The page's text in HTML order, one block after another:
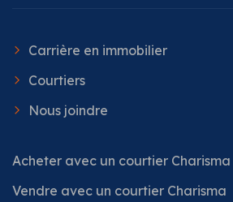
Carrière en immobilier
Courtiers
Nous joindre
Acheter avec un courtier Charisma
Vendre avec un courtier Charisma